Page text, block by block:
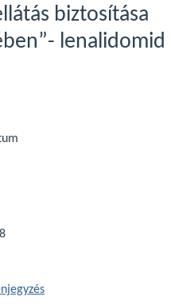
biztosítása
lenalidomid